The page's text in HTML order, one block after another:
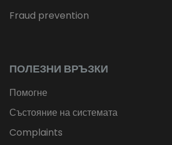
Fraud prevention
ПОЛЕЗНИ ВРЪЗКИ
Помогне
Състояние на системата
Complaints